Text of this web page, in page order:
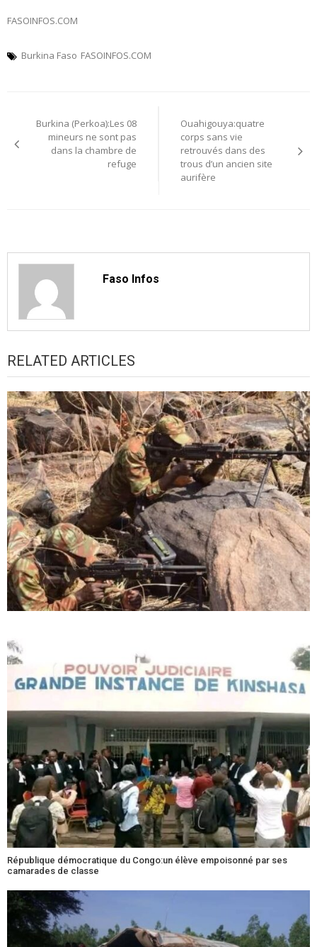
FASOINFOS.COM
Burkina Faso FASOINFOS.COM
deBurkina (Perkoa):Les 08
mineurs ne sont pas
dans la chambre de
refuge
Ouahigouya:quatre
corps sans vie
retrouvés dans des
trous d’un ancien site
aurifère
Faso Infos
RELATED ARTICLES
République démocratique du Congo:un élève empoisonné par ses
camarades de classe